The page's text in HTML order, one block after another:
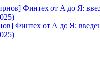
Финтех от А до Я: